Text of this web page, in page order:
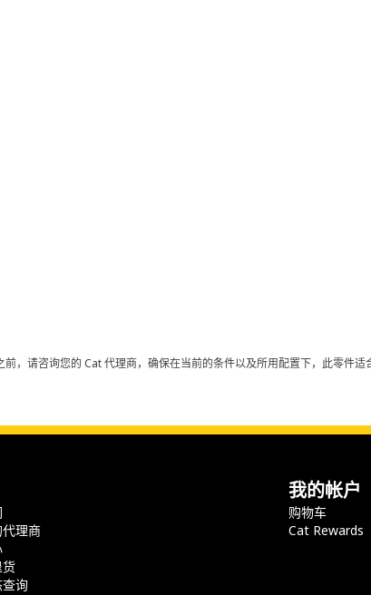
，请咨询您的 Cat 代理商，确保在当前的条件以及所用配置下，此零件
理商
询
我的帐户
购物车
Cat Rewards